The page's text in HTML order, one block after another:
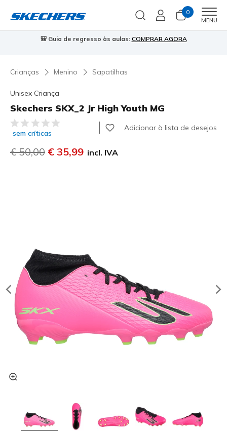
0
MENU
🎒 Guia de regresso às aulas: COMPRAR AGORA
Crianças Menino Sapatilhas
Unisex Criança
Skechers SKX_2 Jr High Youth MG
5 de 5 – Classificação do cliente
sem críticas
Adicionar à lista de desejos
Preço com desconto de
€ 50,00 para
€ 35,99 incl. IVA